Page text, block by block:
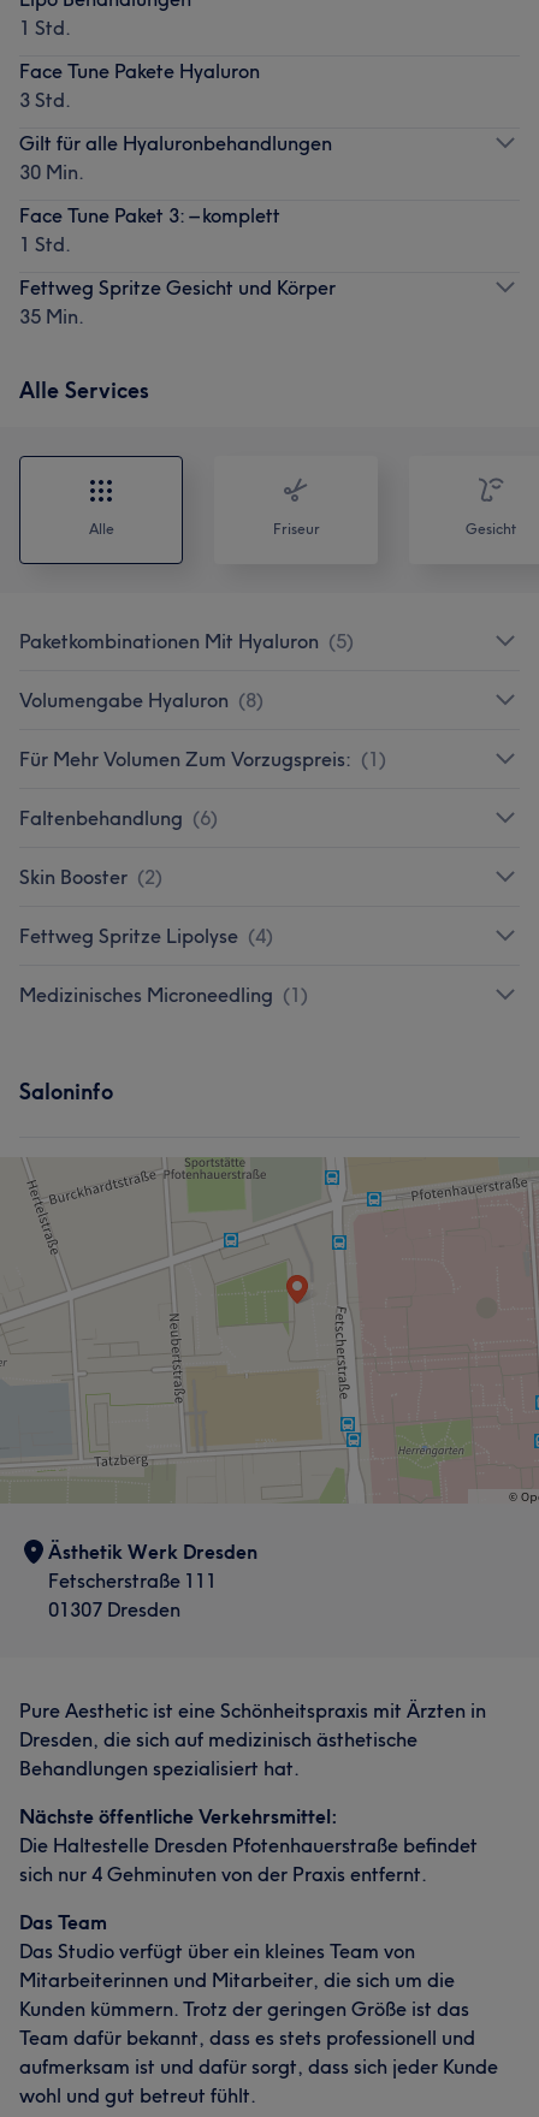
1 Std.
Face Tune Pakete Hyaluron
3 Std.
Gilt für alle Hyaluronbehandlungen
30 Min.
Face Tune Paket 3: – komplett
1 Std.
Fettweg Spritze Gesicht und Körper
35 Min.
Alle Services
Alle Friseur Gesicht
Paketkombinationen Mit Hyaluron (5)
Volumengabe Hyaluron (8)
Für Mehr Volumen Zum Vorzugspreis: (1)
Faltenbehandlung (6)
Skin Booster (2)
Fettweg Spritze Lipolyse (4)
Medizinisches Microneedling (1)
Saloninfo
Ästhetik Werk Dresden
Fetscherstraße 111
01307 Dresden
Pure Aesthetic ist eine Schönheitspraxis mit Ärzten in
Dresden, die sich auf medizinisch ästhetische
Behandlungen spezialisiert hat.
Nächste öffentliche Verkehrsmittel:
Die Haltestelle Dresden Pfotenhauerstraße befindet
sich nur 4 Gehminuten von der Praxis entfernt.
Das Team
Das Studio verfügt über ein kleines Team von
Mitarbeiterinnen und Mitarbeiter, die sich um die
Kunden kümmern. Trotz der geringen Größe ist das
Team dafür bekannt, dass es stets professionell und
aufmerksam ist und dafür sorgt, dass sich jeder Kunde
wohl und gut betreut fühlt.